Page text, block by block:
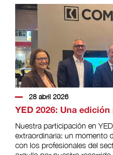
28 abril 2026
YED 2026: Una
Nuestra participación en
extraordinaria: un momento
con los profesionales del